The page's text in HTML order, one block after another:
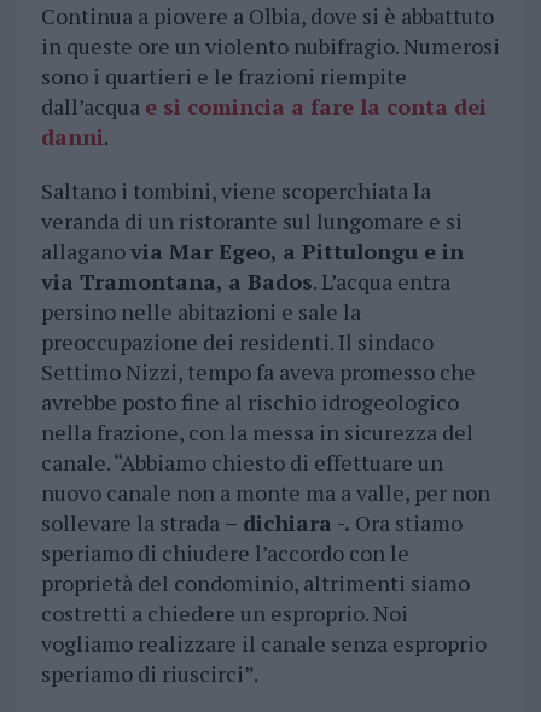
Continua a piovere a Olbia, dove si è abbattuto
in queste ore un violento nubifragio. Numerosi
sono i quartieri e le frazioni riempite
dall’acqua e si comincia a fare la conta dei
danni.
Saltano i tombini, viene scoperchiata la
veranda di un ristorante sul lungomare e si
allaganovia Mar Egeo, a Pittulongu e in
via Tramontana, a Bados. L’acqua entra
persino nelle abitazioni e sale la
preoccupazione dei residenti. Il sindaco
Settimo Nizzi, tempo fa aveva promesso che
avrebbe posto fine al rischio idrogeologico
nella frazione, con la messa in sicurezza del
canale. “Abbiamo chiesto di effettuare un
nuovo canale non a monte ma a valle, per non
sollevare la strada – dichiara -. Ora stiamo
speriamo di chiudere l’accordo con le
proprietà del condominio, altrimenti siamo
costretti a chiedere un esproprio. Noi
vogliamo realizzare il canale senza esproprio
speriamo di riuscirci”.